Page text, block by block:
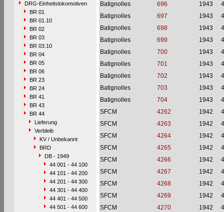
DRG-Einheitslokomotiven
BR 01
BR 01.10
BR 02
BR 03
BR 03.10
BR 04
BR 05
BR 06
BR 23
BR 24
BR 41
BR 43
BR 44
Lieferung
Verbleib
KV / Unbekannt
BRD
DB - 1949
44 001 - 44 100
44 101 - 44 200
44 201 - 44 300
44 301 - 44 400
44 401 - 44 500
44 501 - 44 600
Batignolles
696 1943
Batignolles
697 1943
Batignolles
698 1943
Batignolles
699 1943
Batignolles
700 1943
Batignolles
701 1943
Batignolles
702 1943
Batignolles
703 1943
Batignolles
704 1943
SFCM
4262 1942
SFCM
4263 1942
SFCM
4264 1942
SFCM
4265 1942
SFCM
4266 1942
SFCM
4267 1942
SFCM
4268 1942
SFCM
4269 1942
SFCM
4270 1942